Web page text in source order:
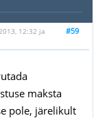
#59
12:32 ja
maksta
pole, järelikult